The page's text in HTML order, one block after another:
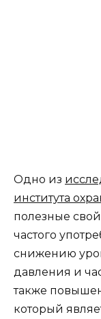
Одно из
института
полезные
частого
снижению
давления и
также
который